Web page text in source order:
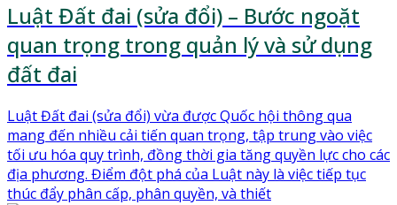
Luật Đất đai (sửa đổi) – Bước ngoặt
quan trọng trong quản lý và sử dụng
đất đai
Luật Đất đai (sửa đổi) vừa được Quốc hội thông qua
mang đến nhiều cải tiến quan trọng, tập trung vào việc
tối ưu hóa quy trình, đồng thời gia tăng quyền lực cho các
địa phương. Điểm đột phá của Luật này là việc tiếp tục
thúc đẩy phân cấp, phân quyền, và thiết